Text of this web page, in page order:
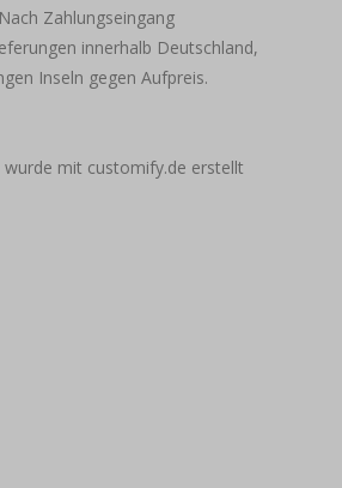
Zahlungseingang
innerhalb Deutschland,
Inseln gegen Aufpreis.
wurde mit customify.de erstellt